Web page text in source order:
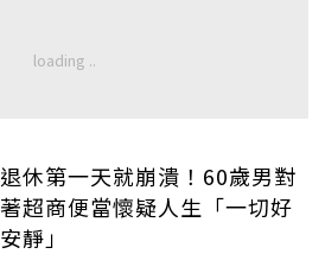
退休第一天就崩潰！60歲男對
著超商便當懷疑人生「一切好
安靜」